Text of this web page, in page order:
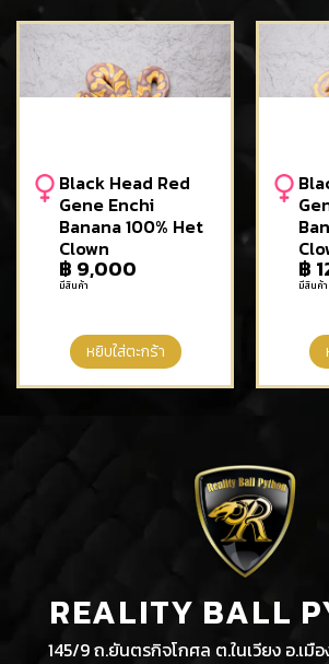
Black Head Red
Gene Enchi
Banana 100% Het
Clown
฿ 9,000
มีสินค้า
หยิบใส่ตะกร้า
฿
มีสินค้า
REALITY BALL
145/9 ถ.ยันตรกิจโกศล ต.ในเวียง อ.เมื